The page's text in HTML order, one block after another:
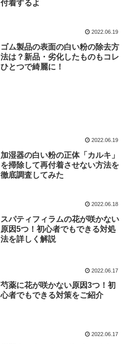
付着するよ
2022.06.19
ゴム製品の表面の白い粉の除去方
法は？新品・劣化したものもコレ
ひとつで綺麗に！
2022.06.19
加湿器の白い粉の正体「カルキ」
を掃除して再付着させない方法を
徹底調査してみた
2022.06.18
スパティフィラムの花が咲かない
原因5つ！初心者でもできる対処
法を詳しく解説
2022.06.17
芍薬に花が咲かない原因3つ！初
心者でもできる対策をご紹介
2022.06.17